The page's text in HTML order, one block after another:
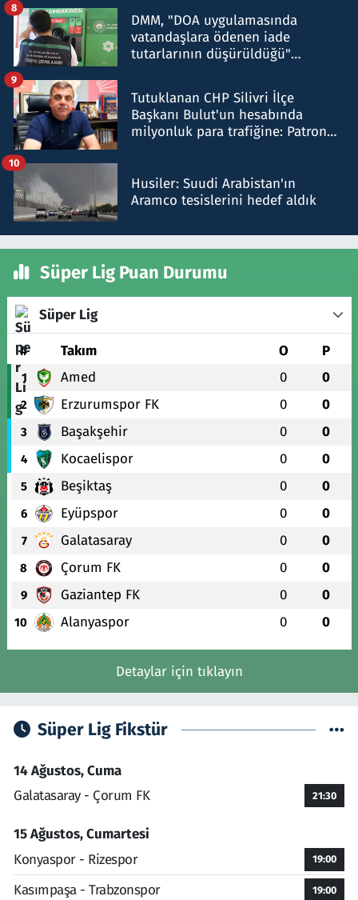
DMM, "DOA uygulamasında
vatandaşlara ödenen iade
tutarlarının düşürüldüğü"
8
Tutuklanan CHP Silivri İlçe
Başkanı Bulut'un hesabında
milyonluk para trafiğine: Patron
9
Husiler: Suudi Arabistan'ın
Aramco tesislerini hedef aldık
10
Süper Lig Puan Durumu
Süper Lig
# Takım O P
1 Amed 0 0
2 Erzurumspor FK 0 0
3 Başakşehir 0 0
4 Kocaelispor 0 0
5 Beşiktaş 0 0
6 Eyüpspor 0 0
7 Galatasaray 0 0
8 Çorum FK 0 0
9 Gaziantep FK 0 0
10 Alanyaspor 0 0
Detaylar için tıklayın
Süper Lig Fikstür
14 Ağustos, Cuma
Galatasaray - Çorum FK
21:30
15 Ağustos, Cumartesi
Konyaspor - Rizespor
19:00
Kasımpaşa - Trabzonspor 19:00